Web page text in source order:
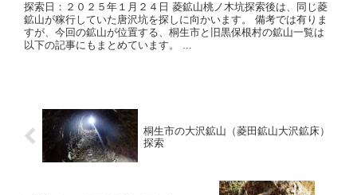
探索日：２０２５年１月２４日 菱鉱山桃ノ木坑探索後は、同じ菱
鉱山が稼行していた唐沢坑を探しに向かいます。 備考では有りま
すが、今回の鉱山が位置する、桐生市と旧黒保根村の鉱山一覧は
以下の記事にもまとめています。 ...
桐生市の大沢鉱山（菱田鉱山大沢鉱床）
探索